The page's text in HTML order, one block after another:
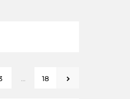
... 18